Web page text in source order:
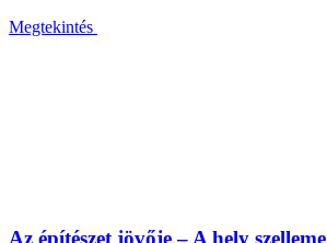
Megtekintés
Az építészet jövője – A hely szelleme